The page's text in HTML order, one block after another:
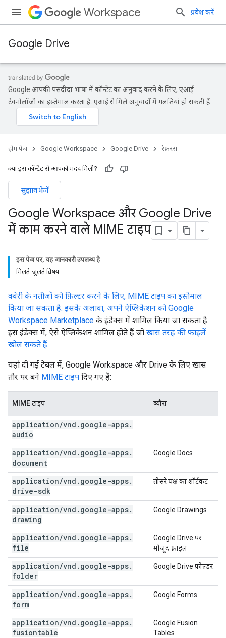
Workspace प्रवेश करें
Google Drive
Google आपकी पसंदीदा भाषा में कॉन्टेंट का अनुवाद करने के लिए, एआई
टेक्नोलॉजी का इस्तेमाल करता है. एआई से मिले अनुवादों में गलतियां हो सकती हैं.
होम पेज Google Workspace Google Drive रेफ़रंस
क्या इस कॉन्टेंट से आपको मदद मिली?
सुझाव भेजें
Google Workspace और Google Drive
में काम करने वाले MIME टाइप
इस पेज पर, यह जानकारी उपलब्ध है
मिलते-जुलते विषय
क्वेरी के नतीजों को फ़िल्टर करने के लिए, MIME टाइप का इस्तेमाल
किया जा सकता है. इसके अलावा, अपने ऐप्लिकेशन को Google
Workspace Marketplace के इंडेक्स में शामिल किया जा सकता है.
इस इंडेक्स में, ऐसे ऐप्लिकेशन शामिल होते हैं जो खास तरह की फ़ाइलें
खोल सकते हैं.
यहां दी गई टेबल में, Google Workspace और Drive के लिए खास
तौर पर बने MIME टाइप दिए गए हैं:
MIME टाइप ब्यौरा
application/vnd . google-apps.
audio
application/vnd . google-apps.
document
Google Docs
application/vnd . google-apps.
drive-sdk
तीसरे पक्ष का शॉर्टकट
application/vnd . google-apps.
drawing
Google Drawings
application/vnd . google-apps.
file
Google Drive पर
मौजूद फ़ाइल
application/vnd . google-apps.
folder
Google Drive फ़ोल्डर
application/vnd . google-apps.
form
Google Forms
application/vnd . google-apps.
fusiontable
Google Fusion
Tables